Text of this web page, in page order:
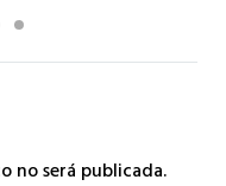
no será publicada.